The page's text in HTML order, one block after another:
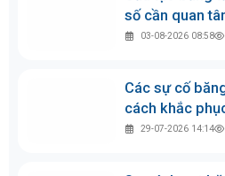
Bạn có thích bài viết
Thích Bình thường